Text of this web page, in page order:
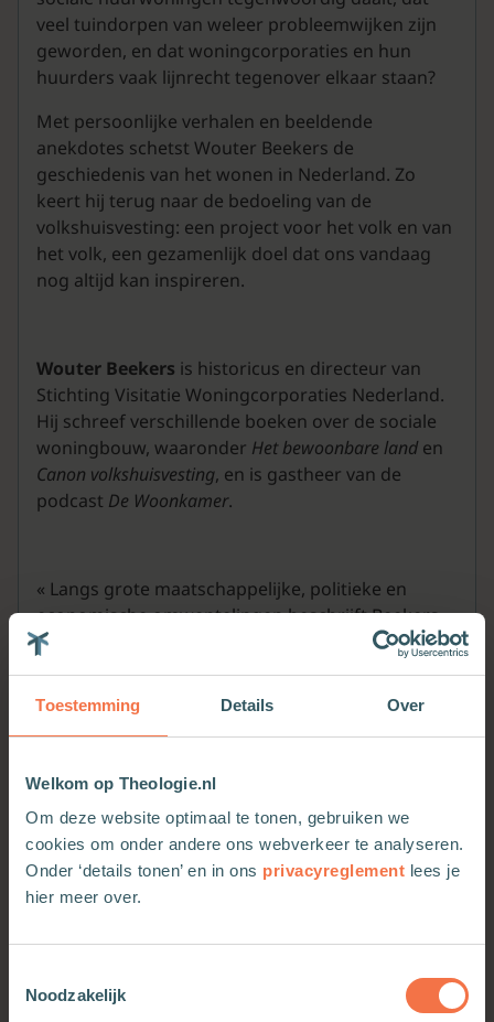
Toestemming Details Over
Welkom op Theologie.nl
Om deze website optimaal te tonen, gebruiken we
cookies om onder andere ons webverkeer te analyseren.
Onder ‘details tonen’ en in ons privacyreglement lees je
hier meer over.
Noodzakelijk
veel tuindorpen van weleer probleemwijken zijn
geworden, en dat woningcorporaties en hun
huurders vaak lijnrecht tegenover elkaar staan?
Met persoonlijke verhalen en beeldende
anekdotes schetst Wouter Beekers de
geschiedenis van het wonen in Nederland. Zo
keert hij terug naar de bedoeling van de
volkshuisvesting: een project voor het volk en van
het volk, een gezamenlijk doel dat ons vandaag
nog altijd kan inspireren.
Wouter Beekers is historicus en directeur van
Stichting Visitatie Woningcorporaties Nederland.
Hij schreef verschillende boeken over de sociale
woningbouw, waaronder Het bewoonbare land en
Canon volkshuisvesting, en is gastheer van de
podcast De Woonkamer.
« Langs grote maatschappelijke, politieke en
economische omwentelingen beschrijft Beekers
de ontwikkeling van de eerste corporaties van
geschiedenis tot leven. »
NRC Handelsblad overHet bewoonbare land
Meer van deze auteur